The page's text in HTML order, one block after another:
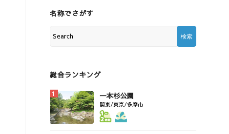
名称でさがす
総合ランキング
一本杉公園
関東/東京/多摩市